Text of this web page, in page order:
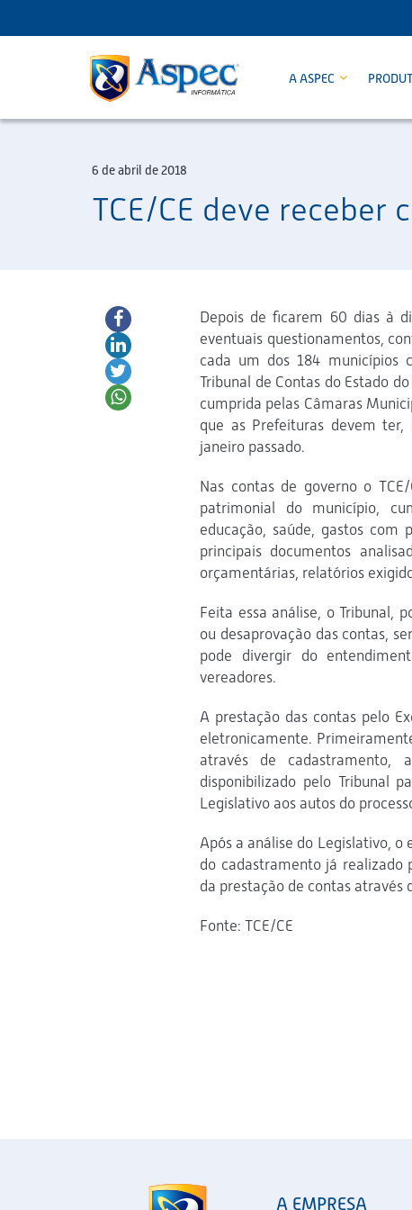
A ASPEC
6 de abril de 2018
TCE/CE deve receber
Depois de ficarem 60 dias à
eventuais questionamentos,
cada um dos 184 municípios
Tribunal de Contas do Estado
cumprida pelas Câmaras
que as Prefeituras devem
janeiro passado.
Nas contas de governo o
patrimonial do município,
educação, saúde, gastos com
principais documentos
orçamentárias, relatórios
Feita essa análise, o Tribunal,
ou desaprovação das contas,
pode divergir do
vereadores.
A prestação das contas pelo
eletronicamente.
através de cadastramento,
disponibilizado pelo Tribunal
Legislativo aos autos do
Após a análise do Legislativo, o
do cadastramento já realizado
da prestação de contas através
Fonte: TCE/CE
A EMPRESA